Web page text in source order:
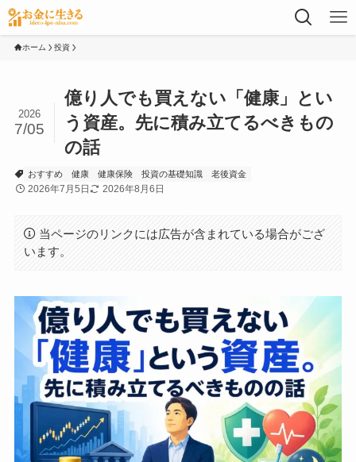
ホーム 投資
億り人でも買えない「健康」とい
う資産。先に積み立てるべきもの
の話
2026
7/05
おすすめ 健康 健康保険 投資の基礎知識 老後資金
2026年7月5日 2026年8月6日
当ページのリンクには広告が含まれている場合がござ
います。